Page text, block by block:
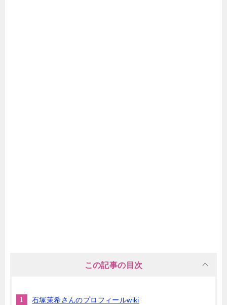
この記事の目次
石塚茉希さんのプロフィールwiki